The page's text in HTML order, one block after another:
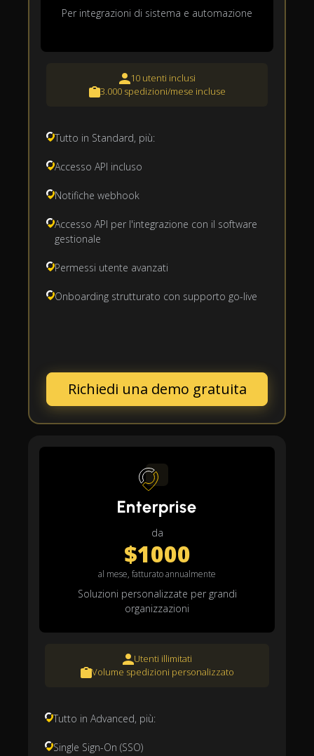
Per integrazioni di sistema e automazione
10 utenti inclusi
3.000 spedizioni/mese incluse
Tutto in Standard, più:
Accesso API incluso
Notifiche webhook
Accesso API per l'integrazione con il software
gestionale
Permessi utente avanzati
Onboarding strutturato con supporto go-live
Richiedi una demo gratuita
Enterprise
da
$1000
al mese, fatturato annualmente
Soluzioni personalizzate per grandi
organizzazioni
Utenti illimitati
Volume spedizioni personalizzato
Tutto in Advanced, più:
Single Sign-On (SSO)